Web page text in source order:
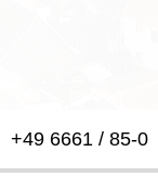
+49 6661 / 85-0